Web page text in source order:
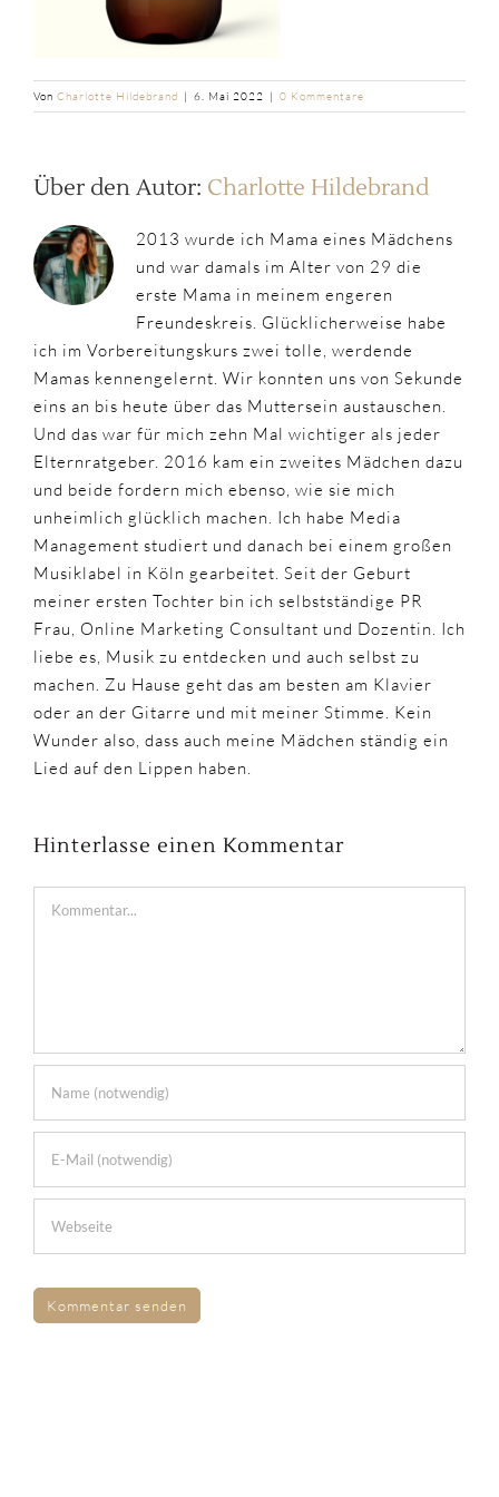
Von Charlotte Hildebrand | 6. Mai 2022 | 0 Kommentare
Über den Autor: Charlotte Hildebrand
2013 wurde ich Mama eines Mädchens
und war damals im Alter von 29 die
erste Mama in meinem engeren
Freundeskreis. Glücklicherweise habe
ich im Vorbereitungskurs zwei tolle, werdende
Mamas kennengelernt. Wir konnten uns von Sekunde
eins an bis heute über das Muttersein austauschen.
Und das war für mich zehn Mal wichtiger als jeder
Elternratgeber. 2016 kam ein zweites Mädchen dazu
und beide fordern mich ebenso, wie sie mich
unheimlich glücklich machen. Ich habe Media
Management studiert und danach bei einem großen
Musiklabel in Köln gearbeitet. Seit der Geburt
meiner ersten Tochter bin ich selbstständige PR
Frau, Online Marketing Consultant und Dozentin. Ich
liebe es, Musik zu entdecken und auch selbst zu
machen. Zu Hause geht das am besten am Klavier
oder an der Gitarre und mit meiner Stimme. Kein
Wunder also, dass auch meine Mädchen ständig ein
Lied auf den Lippen haben.
Hinterlasse einen Kommentar
Kommentar